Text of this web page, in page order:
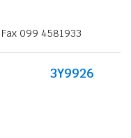
Fax 099 4581933
3Y9926